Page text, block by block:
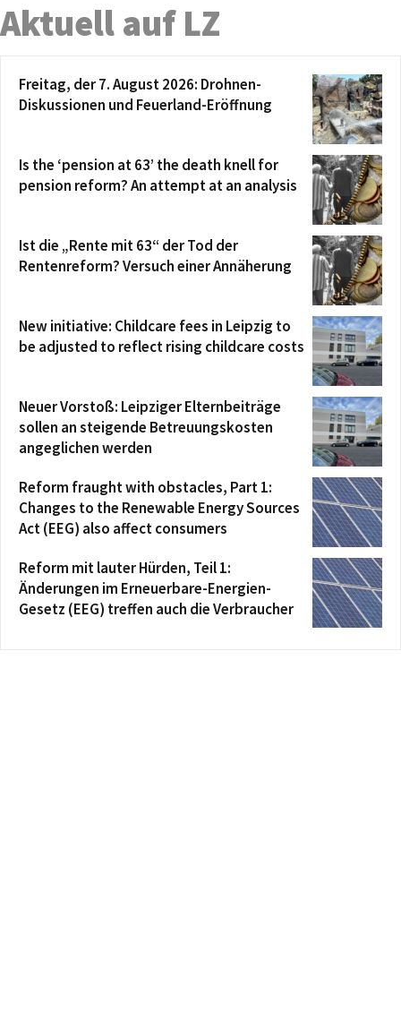
Aktuell auf LZ
Freitag, der 7. August 2026: Drohnen-
Diskussionen und Feuerland-Eröffnung
Is the ‘pension at 63’ the death knell for
pension reform? An attempt at an analysis
Ist die „Rente mit 63“ der Tod der
Rentenreform? Versuch einer Annäherung
New initiative: Childcare fees in Leipzig to
be adjusted to reflect rising childcare costs
Neuer Vorstoß: Leipziger Elternbeiträge
sollen an steigende Betreuungskosten
angeglichen werden
Reform fraught with obstacles, Part 1:
Changes to the Renewable Energy Sources
Act (EEG) also affect consumers
Reform mit lauter Hürden, Teil 1:
Änderungen im Erneuerbare-Energien-
Gesetz (EEG) treffen auch die Verbraucher